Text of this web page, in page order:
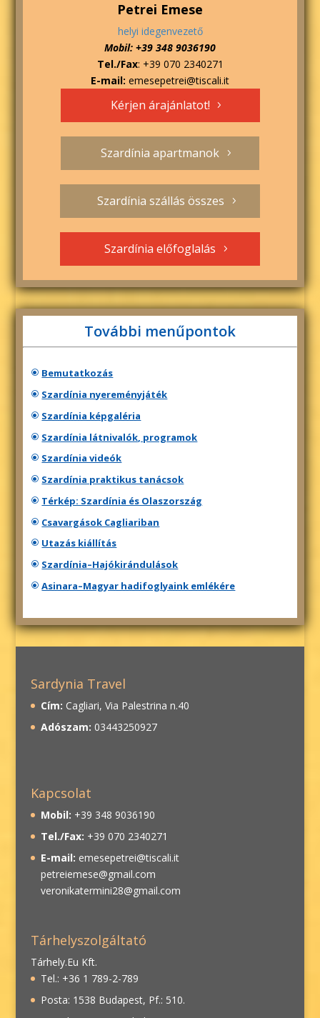
Petrei Emese
helyi idegenvezető
Mobil: +39 348 9036190
Tel./Fax: +39 070 2340271
E-mail: emesepetrei@tiscali.it
Kérjen árajánlatot!
Szardínia apartmanok
Szardínia szállás összes
Szardínia előfoglalás
További menűpontok
Bemutatkozás
Szardínia nyereményjáték
Szardínia képgaléria
Szardínia látnivalók, programok
Szardínia videók
Szardínia praktikus tanácsok
Térkép: Szardínia és Olaszország
Csavargások Cagliariban
Utazás kiállítás
Szardínia–Hajókirándulások
Asinara–Magyar hadifoglyaink emlékére
Sardynia Travel
Cím: Cagliari, Via Palestrina n.40
Adószam: 03443250927
Kapcsolat
Mobil: +39 348 9036190
Tel./Fax: +39 070 2340271
E-mail: emesepetrei@tiscali.it
petreiemese@gmail.com
veronikatermini28@gmail.com
Tárhelyszolgáltató
Tárhely.Eu Kft.
Tel.: +36 1 789-2-789
Posta: 1538 Budapest, Pf.: 510.